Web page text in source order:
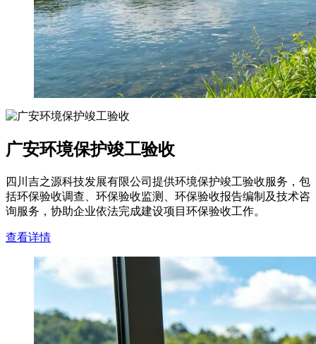
广安环境保护竣工验收
四川吉之源科技发展有限公司提供环境保护竣工验收服务，包
括环保验收调查、环保验收监测、环保验收报告编制及技术咨
询服务，协助企业依法完成建设项目环保验收工作。
查看详情